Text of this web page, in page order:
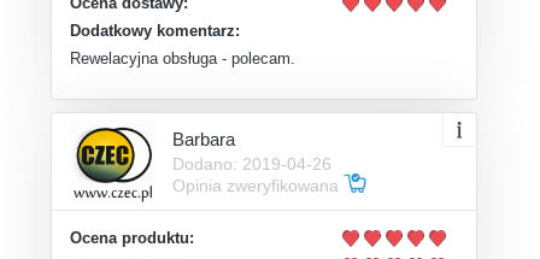
Dodatkowy komentarz:
Rewelacyjna obsługa - polecam.
Barbara
Dodano: 2019-04-26
Opinia zweryfikowana
Ocena produktu: